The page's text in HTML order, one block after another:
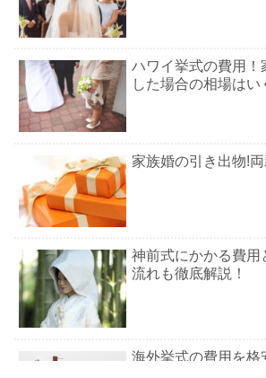
ハワイ挙式の費用！
した場合の相場はい
家族婚の引き出物!
神前式にかかる費用
流れも徹底解説！
海外挙式の費用を格